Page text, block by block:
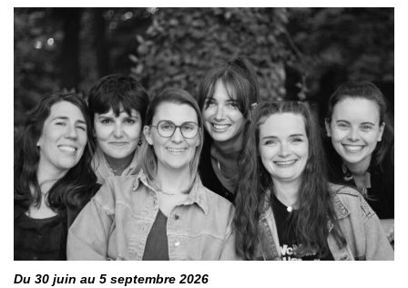
Du 30 juin au 5 septembre 2026